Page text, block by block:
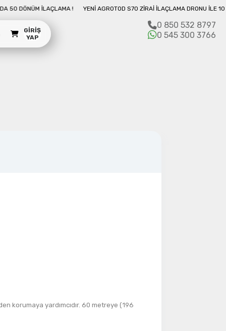
İLE 10 DAKIKADA 50 DÖNÜM İLAÇLAMA ! YENI AGROTOD S70 ZIRAI
GIRIŞ
YAP
0 850 532 8797
0 545 300 3766
korumaya yardımcıdır. 60 metreye (196